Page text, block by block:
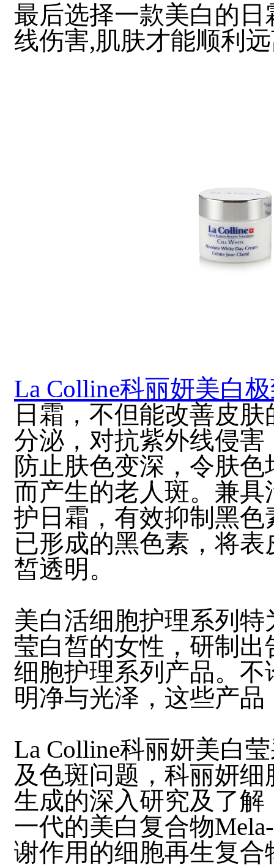
最后选择一款美白的
线伤害,肌肤才能顺利
La Colline科丽妍美白
日霜，不但能改善皮
分泌，对抗紫外线侵
防止肤色变深，令肤
而产生的老人斑。兼
护日霜，有效抑制黑
已形成的黑色素，将
皙透明。
美白活细胞护理系列
莹白皙的女性，研制
细胞护理系列产品。
明净与光泽，这些
La Colline科丽妍美白
及色斑问题，科丽妍
生成的深入研究及了
一代的美白复合物
谢作用的细胞再生复